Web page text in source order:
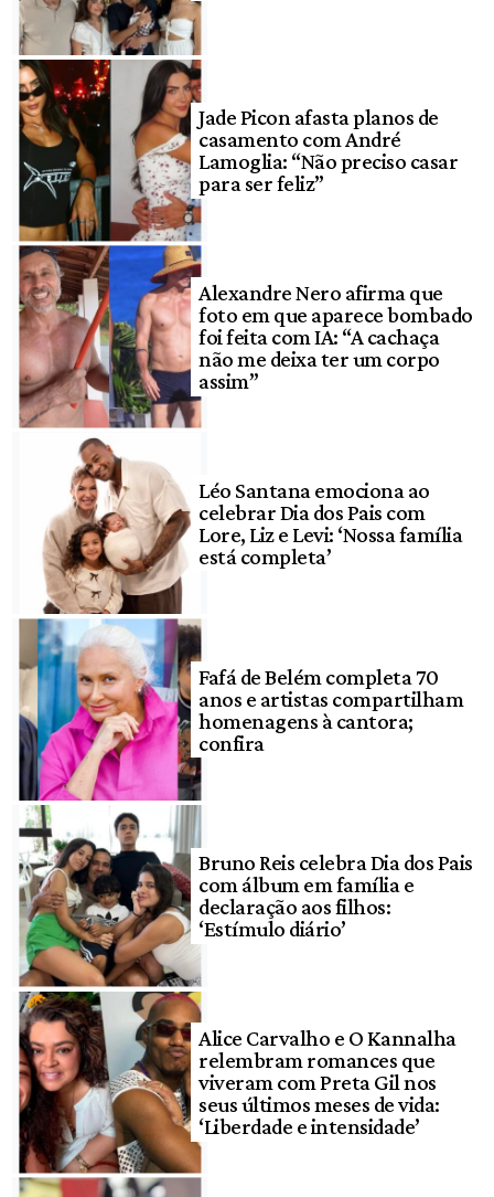
Jade Picon afasta planos de
casamento com André
Lamoglia: “Não preciso casar
para ser feliz”
Alexandre Nero afirma que
foto em que aparece bombado
foi feita com IA: “A cachaça
não me deixa ter um corpo
assim”
Léo Santana emociona ao
celebrar Dia dos Pais com
Lore, Liz e Levi: ‘Nossa família
está completa’
Fafá de Belém completa 70
anos e artistas compartilham
homenagens à cantora;
confira
Bruno Reis celebra Dia dos Pais
com álbum em família e
declaração aos filhos:
‘Estímulo diário’
Alice Carvalho e O Kannalha
relembram romances que
viveram com Preta Gil nos
seus últimos meses de vida:
‘Liberdade e intensidade’